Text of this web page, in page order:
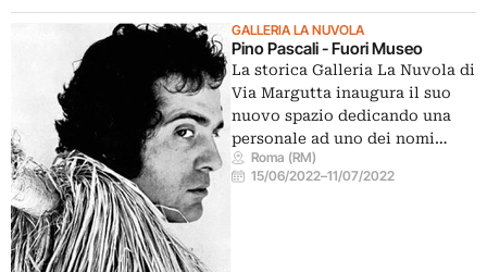
GALLERIA LA NUVOLA
Pino Pascali - Fuori Museo
La storica Galleria La Nuvola di
Via Margutta inaugura il suo
nuovo spazio dedicando una
personale ad uno dei nomi…
Roma (RM)
15/06/2022–11/07/2022